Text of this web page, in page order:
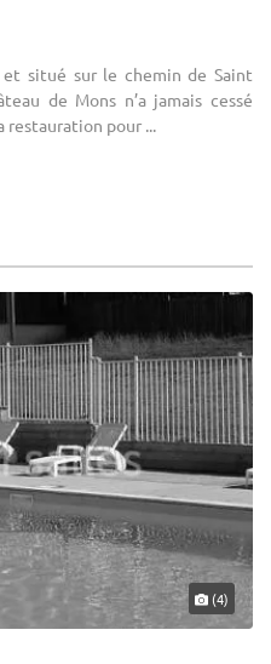
situé sur le chemin de Saint
de Mons n’a jamais cessé
restauration pour ...
(4)